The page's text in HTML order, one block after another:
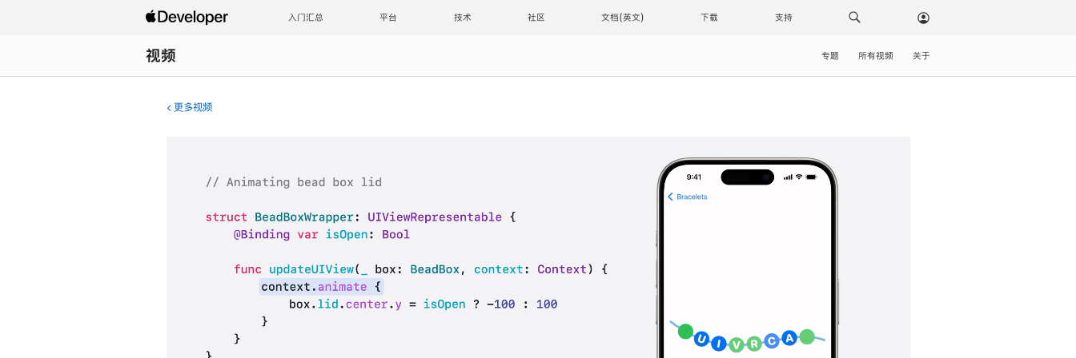
入门汇总 平台 技术 社区 文档 下载 支持
视频 专题 所有视频 关于
更多视频